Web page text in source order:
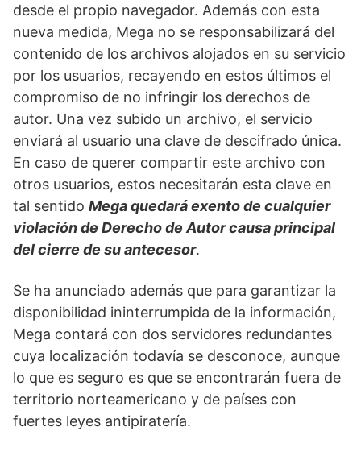
desde el propio navegador. Además con esta
nueva medida, Mega no se responsabilizará del
contenido de los archivos alojados en su servicio
por los usuarios, recayendo en estos últimos el
compromiso de no infringir los derechos de
autor. Una vez subido un archivo, el servicio
enviará al usuario una clave de descifrado única.
En caso de querer compartir este archivo con
otros usuarios, estos necesitarán esta clave en
tal sentido Mega quedará exento de cualquier
violación de Derecho de Autor causa principal
del cierre de su antecesor.
Se ha anunciado además que para garantizar la
disponibilidad ininterrumpida de la información,
Mega contará con dos servidores redundantes
cuya localización todavía se desconoce, aunque
lo que es seguro es que se encontrarán fuera de
territorio norteamericano y de países con
fuertes leyes antipiratería.